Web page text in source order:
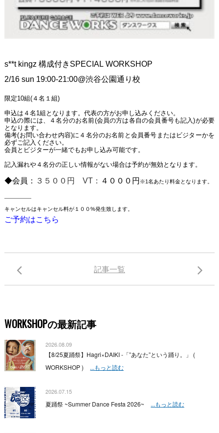
s**t kingz 構成付きSPECIAL WORKSHOP
2/16 sun 19:00-21:00@渋谷公園通り校
限定10組(４名１組)
申込は４名1組となります。代表の方がお申し込みください。
申込の際には、４名分のお名前(会員の方は各自の会員番号も記入)が必要
となります。
備考(お問い合わせ内容)に４名分のお名前と会員番号またはビジターかを
必ずご記入ください。
会員とビジターが一緒でもお申し込み可能です。
記入漏れや４名分の正しい情報がない場合は予約が無効となります。
◆会員： ３５００円 VT： ４０００円 ※1名あたり料金となります。
—————
キャンセルはキャンセル料が１００%発生致します。
ご予約はこちら
記事一覧
WORKSHOPの最新記事
2026.08.09
【8/25夏踊祭】Hagri×DAIKI -「”あなた”という踊り。」 (
WORKSHOP )
...もっと読む
2026.07.15
夏踊祭 ~Summer Dance Festa 2026~ ...もっと読む